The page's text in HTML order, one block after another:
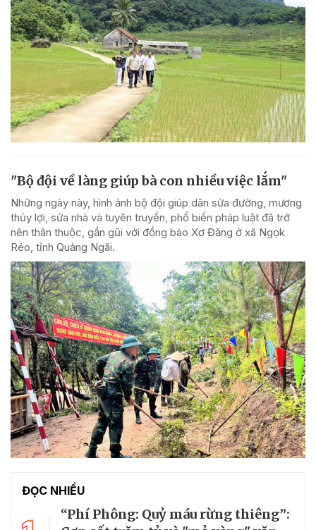
"Bộ đội về làng giúp bà con nhiều việc lắm"
Những ngày này, hình ảnh bộ đội giúp dân sửa đường, mương
thủy lợi, sửa nhà và tuyên truyền, phổ biến pháp luật đã trở
nên thân thuộc, gần gũi với đồng bào Xơ Đăng ở xã Ngọk
Réo, tỉnh Quảng Ngãi.
ĐỌC NHIỀU
“Phí Phông: Quỷ máu rừng thiêng”: